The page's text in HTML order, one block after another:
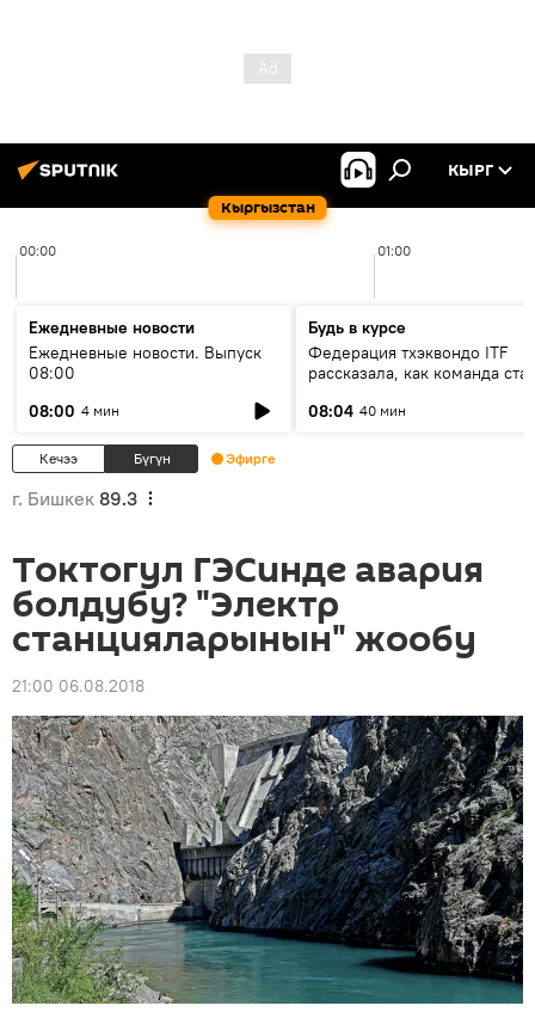
Кыргызстан
КЫРГ
00:00 01:00
Ежедневные новости
Ежедневные новости. Выпуск
08:00
08:00 4 мин
Будь в курсе
Федерация тхэквондо ITF
рассказала, как команда
08:04 40 мин
Кечээ Бүгүн Эфирге
г. Бишкек 89.3
Токтогул ГЭСинде авария
болдубу? "Электр
станцияларынын" жообу
21:00 06.08.2018